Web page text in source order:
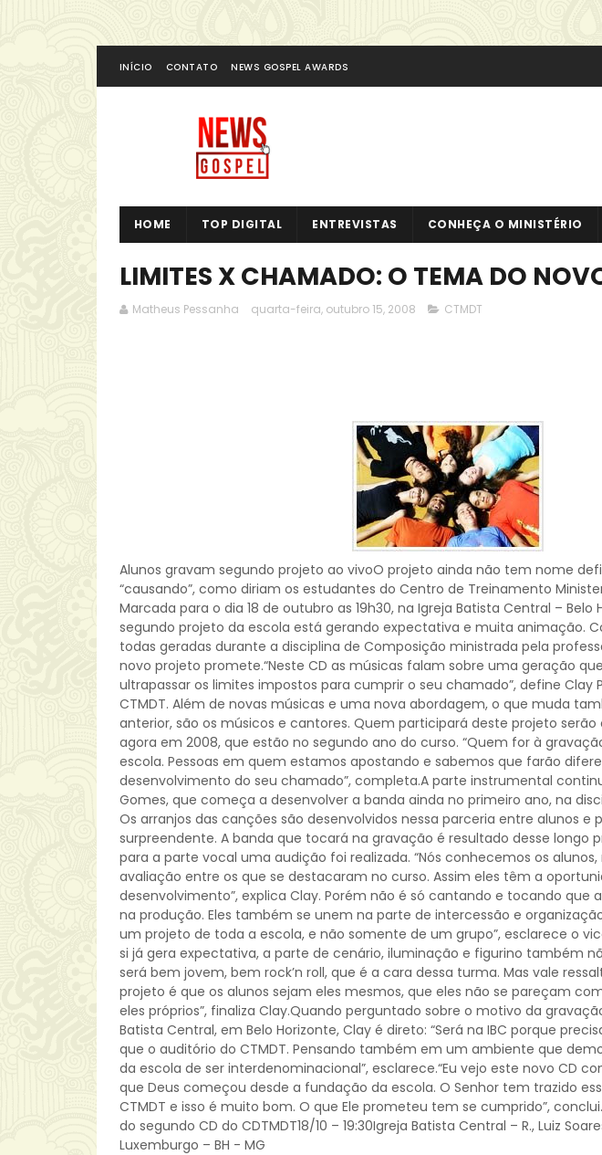
INÍCIO CONTATO NEWS GOSPEL AWARDS
HOME TOP DIGITAL ENTREVISTAS CONHEÇA O MINISTÉRIO
LIMITES X CHAMADO: O TEMA DO
Matheus Pessanha quarta-feira, outubro 15, 2008 CTMDT
Alunos gravam segundo projeto ao vivoO projeto ainda não tem nome
“causando”, como diriam os estudantes do Centro de Treinamento
Marcada para o dia 18 de outubro as 19h30, na Igreja Batista Central – Belo
segundo projeto da escola está gerando expectativa e muita animação.
todas geradas durante a disciplina de Composição ministrada pela
novo projeto promete.“Neste CD as músicas falam sobre uma geração
ultrapassar os limites impostos para cumprir o seu chamado”, define Clay
CTMDT. Além de novas músicas e uma nova abordagem, o que muda
anterior, são os músicos e cantores. Quem participará deste projeto
agora em 2008, que estão no segundo ano do curso. “Quem for à
escola. Pessoas em quem estamos apostando e sabemos que farão
desenvolvimento do seu chamado”, completa.A parte instrumental
Gomes, que começa a desenvolver a banda ainda no primeiro ano, na
Os arranjos das canções são desenvolvidos nessa parceria entre alunos e
surpreendente. A banda que tocará na gravação é resultado desse longo
para a parte vocal uma audição foi realizada. “Nós conhecemos os
avaliação entre os que se destacaram no curso. Assim eles têm a
desenvolvimento”, explica Clay. Porém não é só cantando e tocando que
na produção. Eles também se unem na parte de intercessão e
um projeto de toda a escola, e não somente de um grupo”, esclarece o
si já gera expectativa, a parte de cenário, iluminação e figurino também
será bem jovem, bem rock’n roll, que é a cara dessa turma. Mas vale
projeto é que os alunos sejam eles mesmos, que eles não se pareçam
eles próprios”, finaliza Clay.Quando perguntado sobre o motivo da
Batista Central, em Belo Horizonte, Clay é direto: “Será na IBC porque
que o auditório do CTMDT. Pensando também em um ambiente que
da escola de ser interdenominacional”, esclarece.“Eu vejo este novo CD
que Deus começou desde a fundação da escola. O Senhor tem trazido
CTMDT e isso é muito bom. O que Ele prometeu tem se cumprido”,
do segundo CD do CDTMDT18/10 – 19:30Igreja Batista Central – R., Luiz
Luxemburgo – BH - MG